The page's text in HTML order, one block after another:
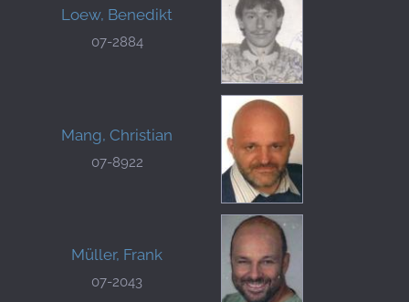
Loew, Benedikt
07-2884
Mang, Christian
07-8922
Müller, Frank
07-2043